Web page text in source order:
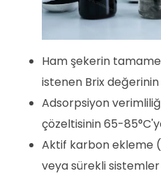
Ham şekerin
istenen Brix
Adsorpsiyon
çözeltisinin 65-85°C'ye
Aktif karbon ekleme
veya sürekli